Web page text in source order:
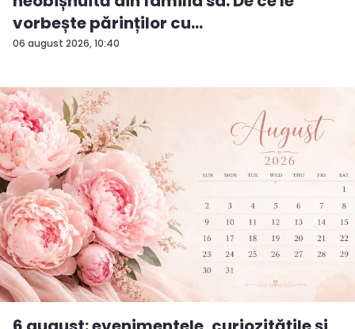
06 august 2026, 10:40
vorbește părinților cu
„dumneavoastră...